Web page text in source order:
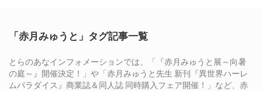
「赤月みゅうと」タグ記事一覧
とらのあなインフォメーションでは、「『赤月みゅうと展～向暑
の庭～』開催決定！」や「赤月みゅうと先生 新刊『異世界ハーレ
ムパラダイス』商業誌＆同人誌 同時購入フェア開催！」など、赤